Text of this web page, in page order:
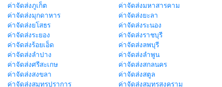
ค่าจัดส่งภูเก็ต
ค่าจัดส่งมหาสารคาม
ค่าจัดส่งมุกดาหาร
ค่าจัดส่งยะลา
ค่าจัดส่งยโสธร
ค่าจัดส่งระนอง
ค่าจัดส่งระยอง
ค่าจัดส่งราชบุรี
ค่าจัดส่งร้อยเอ็ด
ค่าจัดส่งลพบุรี
ค่าจัดส่งลำปาง
ค่าจัดส่งลำพูน
ค่าจัดส่งศรีสะเกษ
ค่าจัดส่งสกลนคร
ค่าจัดส่งสงขลา
ค่าจัดส่งสตูล
ค่าจัดส่งสมุทรปราการ
ค่าจัดส่งสมุทรสงคราม